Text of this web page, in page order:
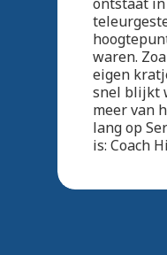
waren.
eigen
snel blijkt
meer van
lang op
is: Coach